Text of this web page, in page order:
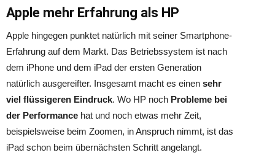
Apple mehr Erfahrung als HP
Apple hingegen punktet natürlich mit seiner Smartphone-
Erfahrung auf dem Markt. Das Betriebssystem ist nach
dem iPhone und dem iPad der ersten Generation
natürlich ausgereifter. Insgesamt macht es einen sehr
viel flüssigeren Eindruck. Wo HP noch Probleme bei
der Performance hat und noch etwas mehr Zeit,
beispielsweise beim Zoomen, in Anspruch nimmt, ist das
iPad schon beim übernächsten Schritt angelangt.